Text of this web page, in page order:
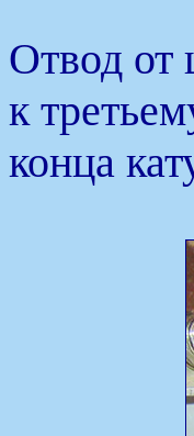
Отвод от
к
конца